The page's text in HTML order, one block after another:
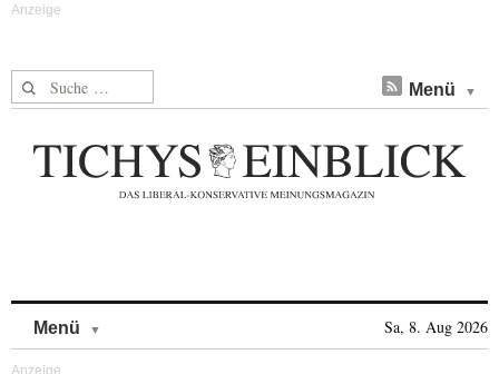
Suche nach: Menü
Menü Sa, 8. Aug 2026